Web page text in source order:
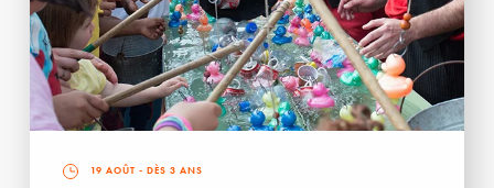
19 AOÛT - DÈS 3 ANS